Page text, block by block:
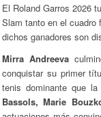
El Roland Garros 2026
Slam tanto en el cuadro
dichos ganadores son
Mirra Andreeva
conquistar su primer
tenis dominante que
Bassols, Marie